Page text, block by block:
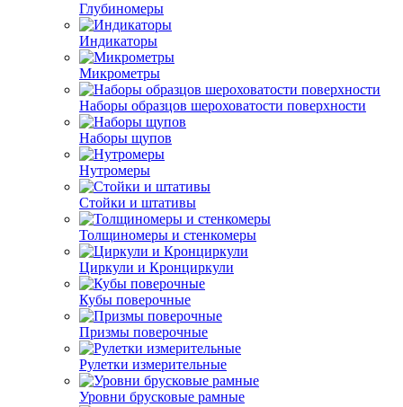
Глубиномеры
Индикаторы
Микрометры
Наборы образцов шероховатости поверхности
Наборы щупов
Нутромеры
Стойки и штативы
Толщиномеры и стенкомеры
Циркули и Кронциркули
Кубы поверочные
Призмы поверочные
Рулетки измерительные
Уровни брусковые рамные